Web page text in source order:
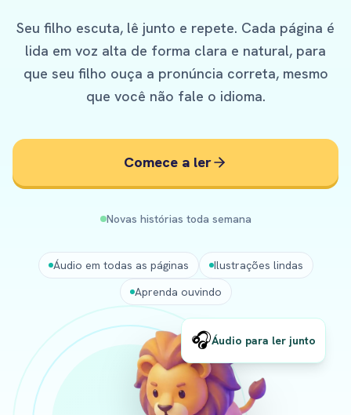
Seu filho escuta, lê junto e repete. Cada página é
lida em voz alta de forma clara e natural, para
que seu filho ouça a pronúncia correta, mesmo
que você não fale o idioma.
Comece a ler
Novas histórias toda semana
Áudio em todas as páginas
Ilustrações lindas
Aprenda ouvindo
🎧Áudio para ler junto